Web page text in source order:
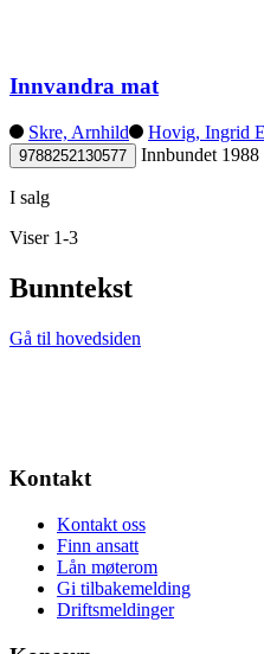
Innvandra mat
Skre, Arnhild Hovig, Ingrid
9788252130577 Innbundet 1988
I salg
Viser 1-3
Bunntekst
Gå til hovedsiden
Kontakt
Kontakt oss
Finn ansatt
Lån møterom
Gi tilbakemelding
Driftsmeldinger